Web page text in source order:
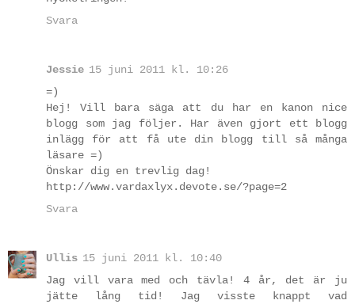
Svara
Jessie 15 juni 2011 kl. 10:26
=)
Hej! Vill bara säga att du har en kanon nice
blogg som jag följer. Har även gjort ett blogg
inlägg för att få ute din blogg till så många
läsare =)
Önskar dig en trevlig dag!
http://www.vardaxlyx.devote.se/?page=2
Svara
Ullis 15 juni 2011 kl. 10:40
Jag vill vara med och tävla! 4 år, det är ju
jätte lång tid! Jag visste knappt vad